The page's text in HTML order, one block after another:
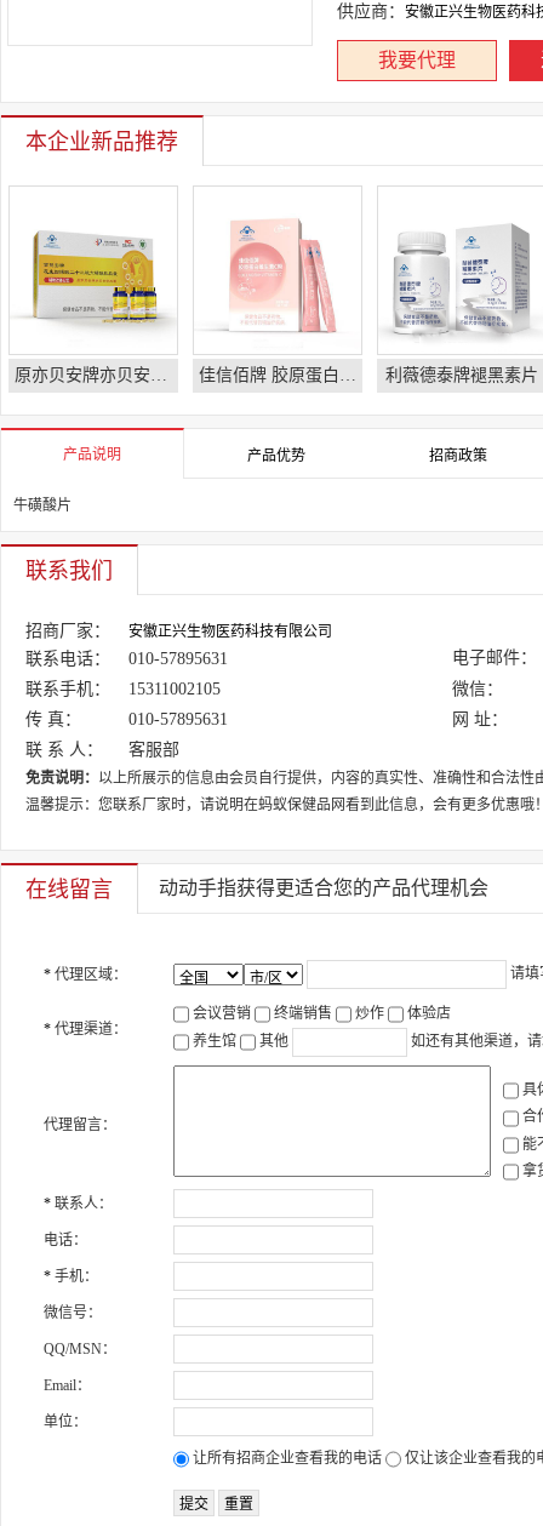
供应商： 安徽正兴生物医药科
我要代理
本企业新品推荐
原亦贝安牌亦贝安软胶囊 佳信佰牌 胶原蛋白维生素C粉 利薇德泰牌褪黑素片
产品说明 产品优势 招商政策
牛磺酸片
联系我们
招商厂家： 安徽正兴生物医药科技有限公司
联系电话： 010-57895631
电子邮件：
联系手机：
15311002105
微信：
传 真：
010-57895631
网 址：
联 系 人：
客服部
免责说明： 以上所展示的信息由会员自行提供，内容的真实性、准确性和合法
温馨提示：您联系厂家时，请说明在蚂蚁保健品网看到此信息，会有更多优惠哦
在线留言 动动手指获得更适合您的产品代理机会
* 代理区域： 请填
* 代理渠道：
会议营销 终端销售 炒作
体验店
养生馆
其他 如还有其他渠道，
代理留言：
具
合
能
拿
* 联系人：
电话：
* 手机：
微信号：
QQ/MSN：
Email：
单位：
让所有招商企业查看我的电话 仅让该企业查看我的